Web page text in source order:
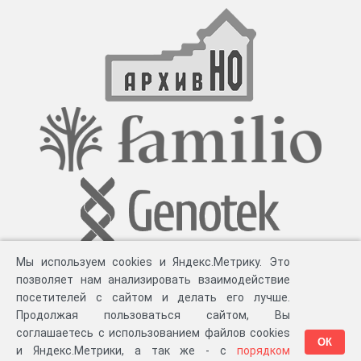
Мы используем cookies и Яндекс.Метрику. Это
позволяет нам анализировать взаимодействие
посетителей с сайтом и делать его лучше.
Продолжая пользоваться сайтом, Вы
соглашаетесь с использованием файлов cookies
и Яндекс.Метрики, а так же - с порядком
ОК